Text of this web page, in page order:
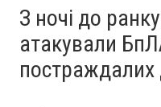
З ночі до
атакували
постраждалих